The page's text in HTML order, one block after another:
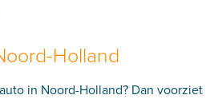
Holland
in Noord-Holland? Dan voorziet